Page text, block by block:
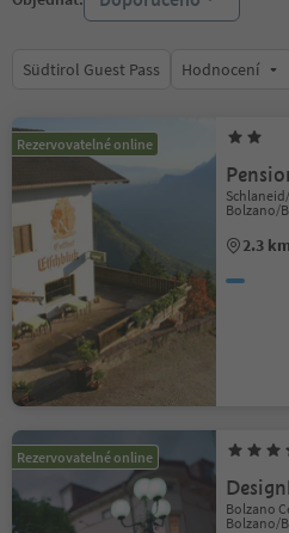
Südtirol Guest Pass Hodnocení
Rezervovatelné online
Bolzano/
2.3 km
Rezervovatelné online
Bolzano
Bolzano/